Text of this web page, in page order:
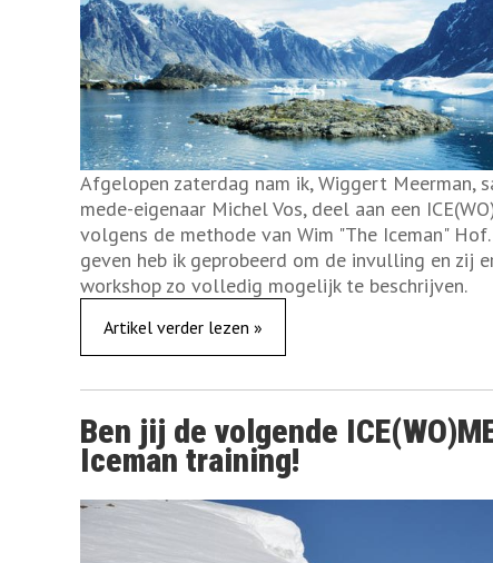
Afgelopen zaterdag nam ik, Wiggert Meerman,
mede-eigenaar Michel Vos, deel aan een
volgens de methode van Wim "The Iceman"
geven heb ik geprobeerd om de invulling en zij
workshop zo volledig mogelijk te beschrijven.
Artikel verder lezen »
Ben jij de volgende
Iceman training!